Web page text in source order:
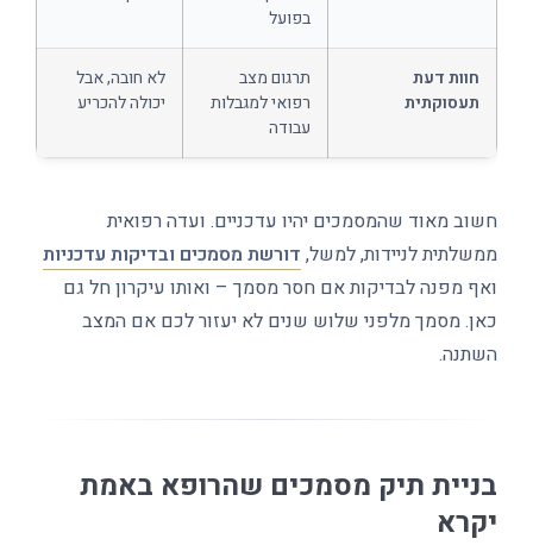
בפועל
חוות דעת
תעסוקתית
תרגום מצב
רפואי למגבלות
עבודה
לא חובה, אבל
יכולה להכריע
חשוב מאוד שהמסמכים יהיו עדכניים. ועדה רפואית
ממשלתית לניידות, למשל, דורשת מסמכים ובדיקות עדכניות
ואף מפנה לבדיקות אם חסר מסמך – ואותו עיקרון חל גם
כאן. מסמך מלפני שלוש שנים לא יעזור לכם אם המצב
השתנה.
בניית תיק מסמכים שהרופא באמת
יקרא